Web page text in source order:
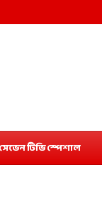
টিভি স্পেশাল